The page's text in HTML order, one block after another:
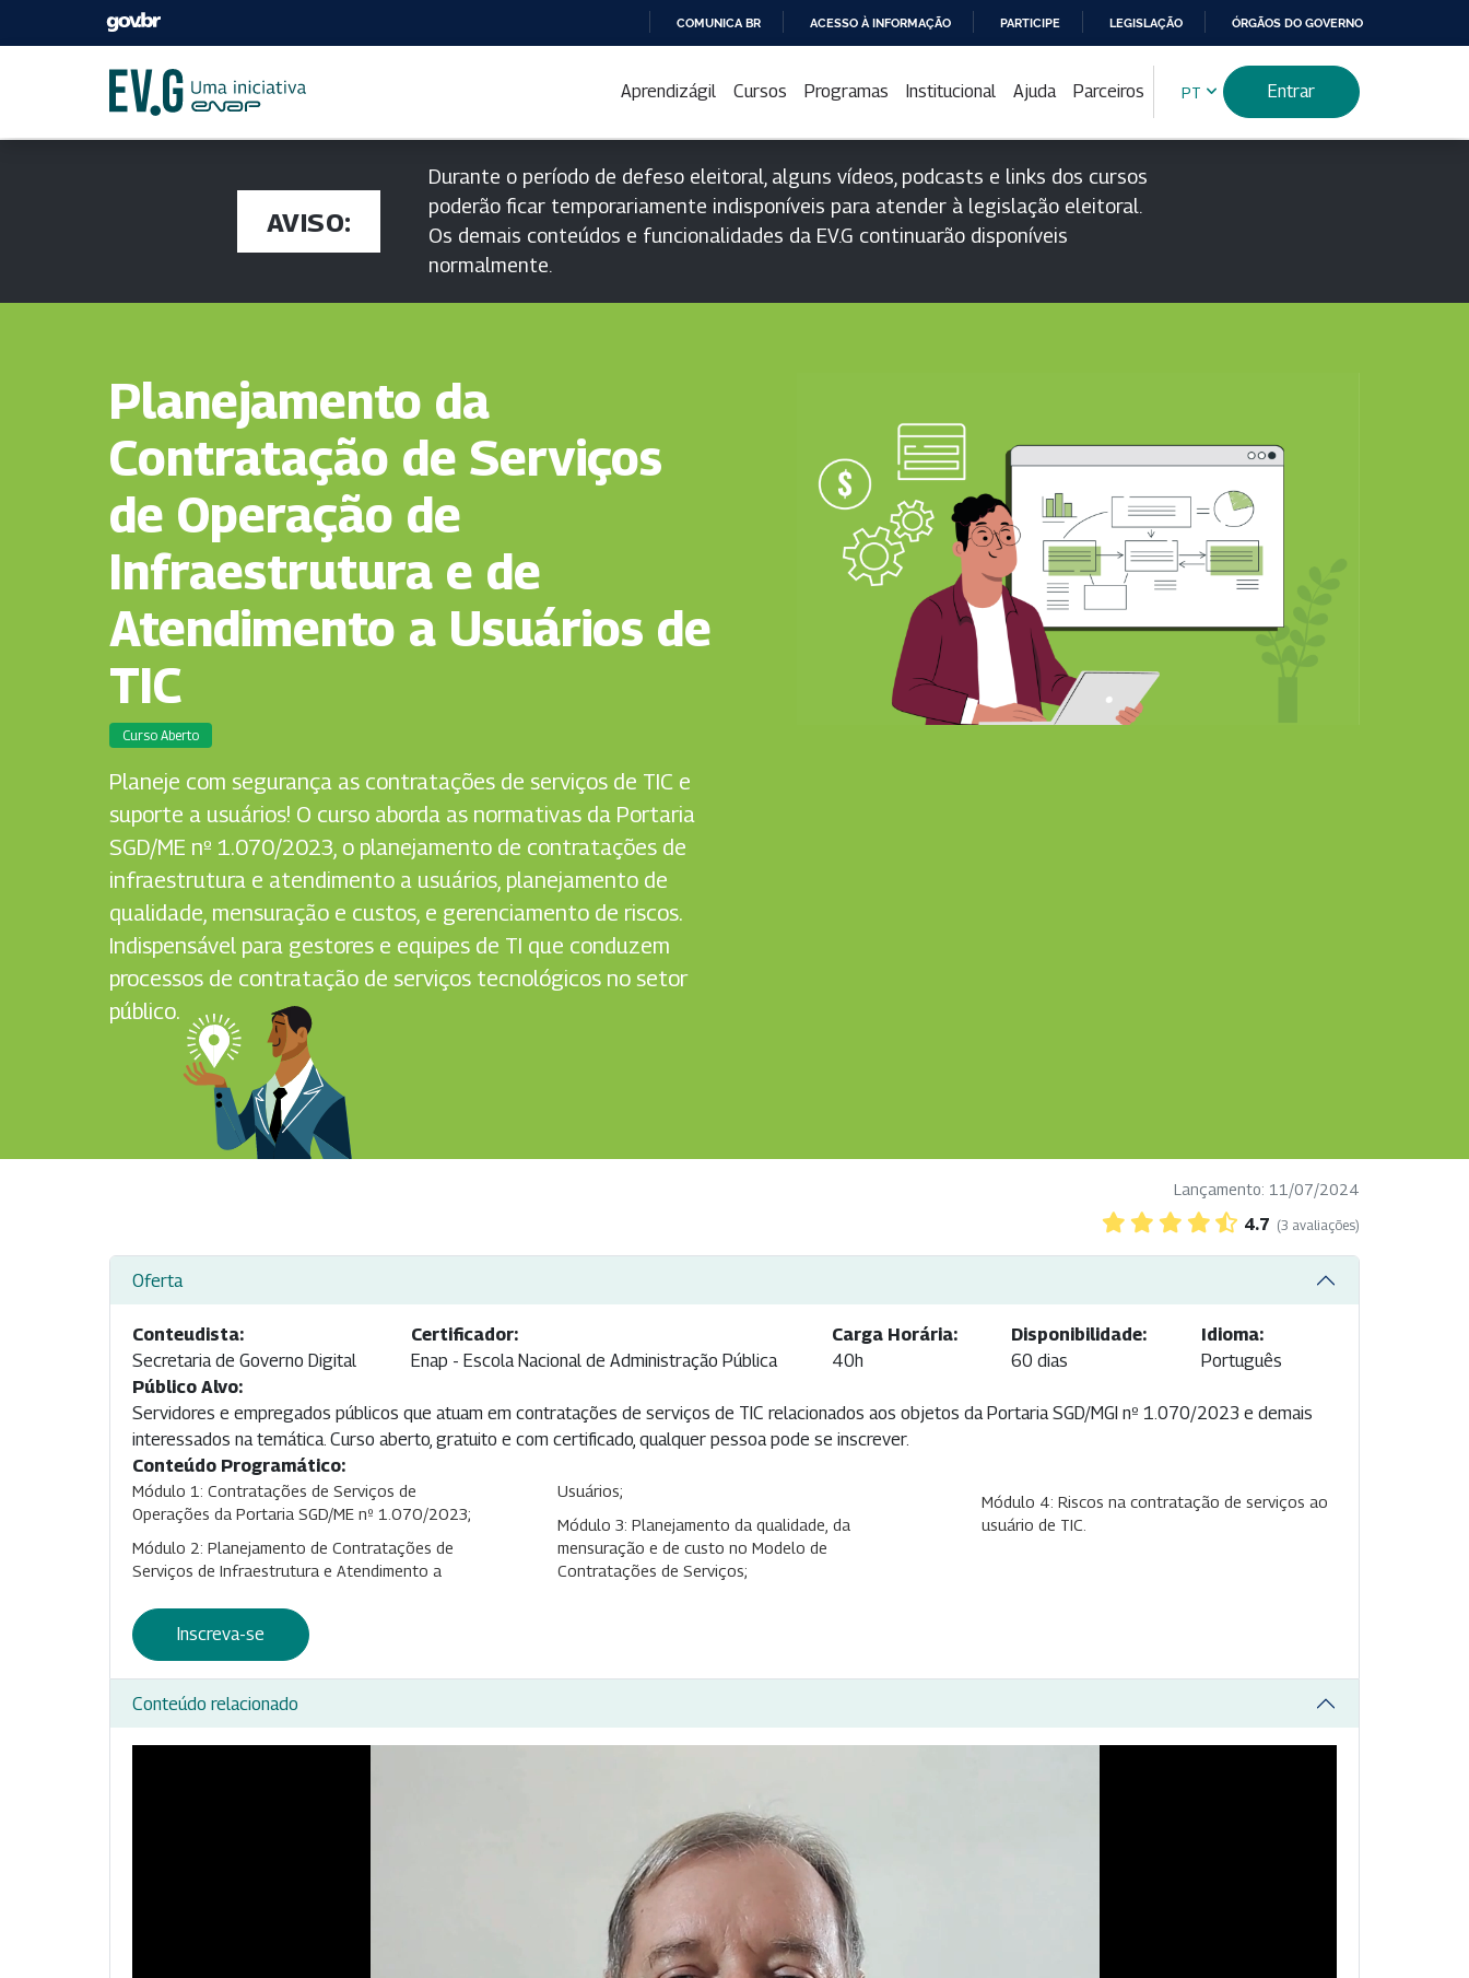
PARA
CONTEÚDO
COMUNICA BR ACESSO À INFORMAÇÃO PARTICIPE LEGISLAÇÃO ÓRGÃOS DO GOVERNO
Aprendizágil Cursos Programas Institucional Ajuda Parceiros PT Entrar
AVISO:
Durante o período de defeso eleitoral, alguns vídeos, podcasts e links dos cursos
poderão ficar temporariamente indisponíveis para atender à legislação eleitoral.
Os demais conteúdos e funcionalidades da EV.G continuarão disponíveis
normalmente.
Planejamento da
Contratação de Serviços
de Operação de
Infraestrutura e de
Atendimento a Usuários de
TIC
Curso Aberto
Planeje com segurança as contratações de serviços de TIC e
suporte a usuários! O curso aborda as normativas da Portaria
SGD/ME nº 1.070/2023, o planejamento de contratações de
infraestrutura e atendimento a usuários, planejamento de
qualidade, mensuração e custos, e gerenciamento de riscos.
Indispensável para gestores e equipes de TI que conduzem
processos de contratação de serviços tecnológicos no setor
público.
Lançamento: 11/07/2024
4.7 (3 avaliações)
Oferta
Conteudista:
Secretaria de Governo Digital
Certificador:
Enap - Escola Nacional de Administração Pública
Carga Horária:
40h
Disponibilidade:
60 dias
Idioma:
Português
Público Alvo:
Servidores e empregados públicos que atuam em contratações de serviços de TIC relacionados aos objetos da Portaria SGD/MGI nº 1.070/2023 e demais
interessados na temática. Curso aberto, gratuito e com certificado, qualquer pessoa pode se inscrever.
Conteúdo Programático:
Módulo 1: Contratações de Serviços de
Operações da Portaria SGD/ME nº 1.070/2023;
Módulo 2: Planejamento de Contratações de
Serviços de Infraestrutura e Atendimento a
Usuários;
Módulo 3: Planejamento da qualidade, da
mensuração e de custo no Modelo de
Contratações de Serviços;
Módulo 4: Riscos na contratação de serviços ao
usuário de TIC.
Inscreva-se
Conteúdo relacionado